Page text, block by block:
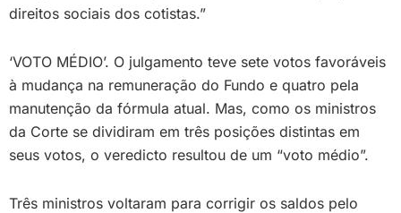
direitos sociais dos cotistas.”
‘VOTO MÉDIO’. O julgamento teve sete votos favoráveis
à mudança na remuneração do Fundo e quatro pela
manutenção da fórmula atual. Mas, como os ministros
da Corte se dividiram em três posições distintas em
seus votos, o veredicto resultou de um “voto médio”.
Três ministros voltaram para corrigir os saldos pelo